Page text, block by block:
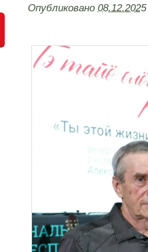
Опубликовано 08.12.2025